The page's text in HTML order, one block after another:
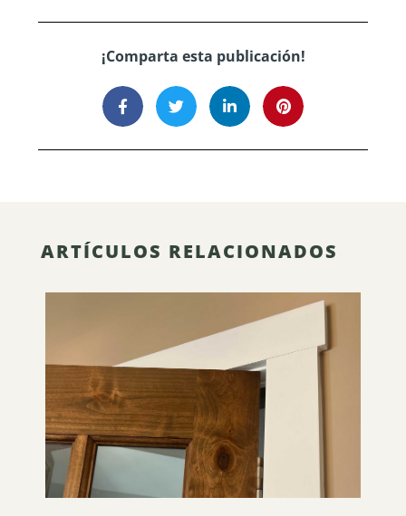
¡Comparta esta publicación!
ARTÍCULOS RELACIONADOS